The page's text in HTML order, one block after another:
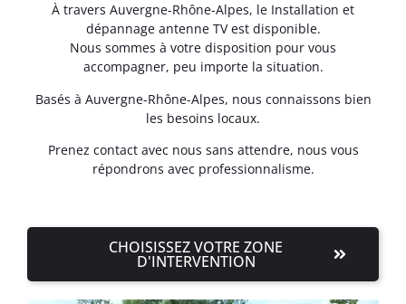
À travers Auvergne-Rhône-Alpes, le Installation et
dépannage antenne TV est disponible.
Nous sommes à votre disposition pour vous
accompagner, peu importe la situation.
Basés à Auvergne-Rhône-Alpes, nous connaissons bien
les besoins locaux.
Prenez contact avec nous sans attendre, nous vous
répondrons avec professionnalisme.
CHOISISSEZ VOTRE ZONE
D'INTERVENTION